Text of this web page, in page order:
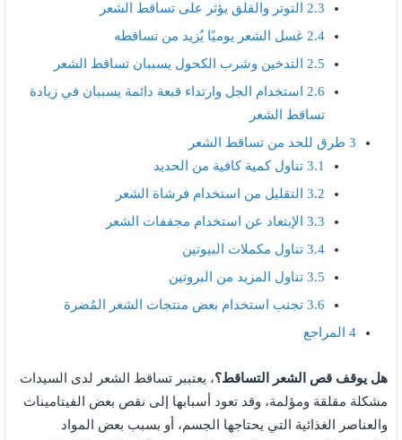
2.3 التوتر والقلق يؤثر على تساقط الشعر
2.4 غسل الشعر يوميًا يُزيد من تساقطه
2.5 التدخين وشرب الكحول يسببان تساقط الشعر
2.6 استخدام الجل وارتداء قبعة دائمة يسببان في زيادة
تساقط الشعر
3 طرق للحد من تساقط الشعر
3.1 تناول كمية كافية من الحديد
3.2 التقليل من استخدام فرشاة الشعر
3.3 الإبتعاد عن استخدام مجففات الشعر
3.4 تناول مكملات البيوتين
3.5 تناول المزيد من البروتين
3.6 تجنب استخدام بعض منتجات الشعر المُضرة
4 المراجع
هل يوقف قص الشعر التساقط؟، يعتببر تساقط الشعر لدى السيدات
مشكلة مقلقة ومؤلمة، وقد تعود أسبابها إلى نقص بعض الفيتامينات
والعناصر الغذائية التي يحتاجها الجسم، أو بسبب بعض المواد